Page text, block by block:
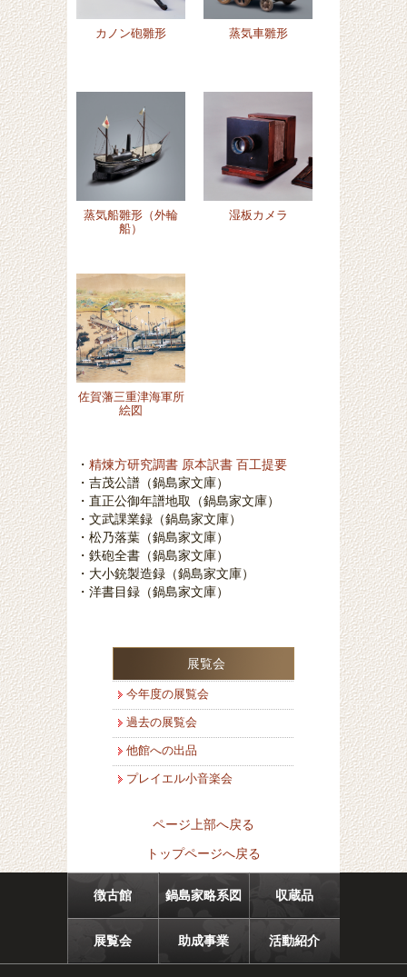
カノン砲雛形 蒸気車雛形
蒸気船雛形（外輪
船）
湿板カメラ
佐賀藩三重津海軍所
絵図
・ 精煉方研究調書 原本訳書 百工提要
・吉茂公譜（鍋島家文庫）
・直正公御年譜地取（鍋島家文庫）
・文武課業録（鍋島家文庫）
・松乃落葉（鍋島家文庫）
・鉄砲全書（鍋島家文庫）
・大小銃製造録（鍋島家文庫）
・洋書目録（鍋島家文庫）
展覧会
今年度の展覧会
過去の展覧会
他館への出品
プレイエル小音楽会
ページ上部へ戻る
トップページへ戻る
徴古館 鍋島家略系図 収蔵品
展覧会 助成事業 活動紹介